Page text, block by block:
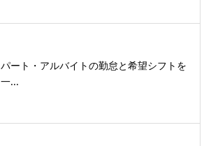
パート・アルバイトの勤怠と希望シフトを
一...